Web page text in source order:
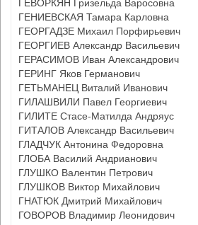
ГЕНИЕВСКАЯ Тамара Карловна
ГЕОРГАДЗЕ Михаил Порфирьевич
ГЕОРГИЕВ Александр Васильевич
ГЕРАСИМОВ Иван Александрович
ГЕРИНГ Яков Германович
ГЕТЬМАНЕЦ Виталий Иванович
ГИЛАШВИЛИ Павел Георгиевич
ГИЛИТЕ Стасе-Матилда Андряус
ГИТАЛОВ Александр Васильевич
ГЛАДЧУК Антонина Федоровна
ГЛОБА Василий Андрианович
ГЛУШКО Валентин Петрович
ГЛУШКОВ Виктор Михайлович
ГНАТЮК Дмитрий Михайлович
ГОВОРОВ Владимир Леонидович